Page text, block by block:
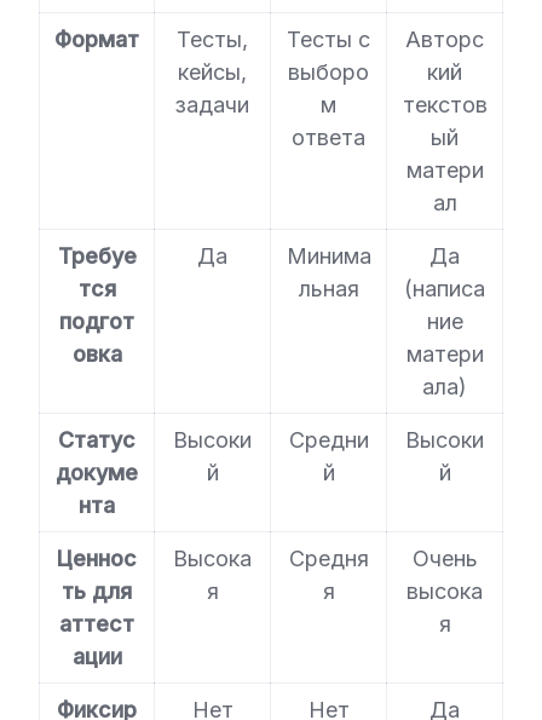
Формат
Тесты,
кейсы,
задачи
Тесты с
выборо
м
ответа
Авторс
кий
текстов
ый
матери
ал
Требуе
тся
подгот
овка
Да
Минима
льная
Да
(написа
ние
матери
ала)
Статус
докуме
нта
Высоки
й
Средни
й
Высоки
й
Ценнос
ть для
аттест
ации
Высока
я
Средня
я
Очень
высока
я
Фиксир Нет Нет Да